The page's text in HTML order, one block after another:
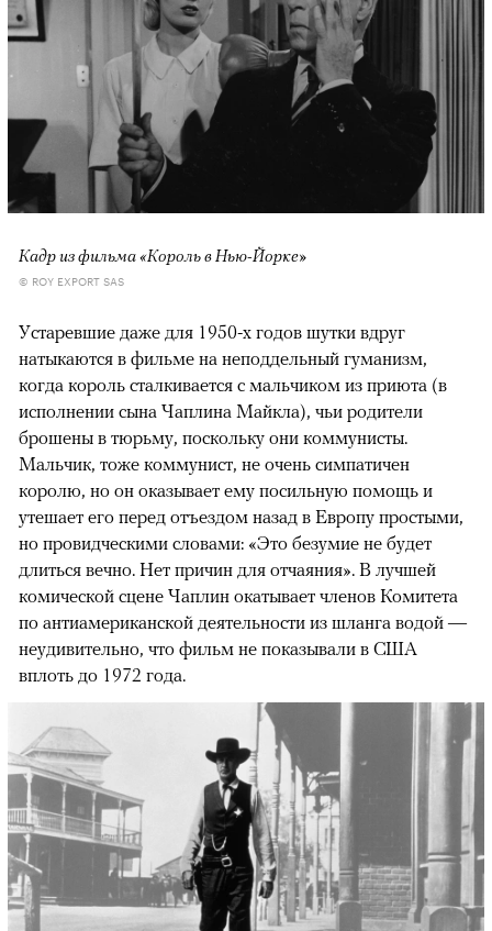
Кадр из фильма «Король в Нью-Йорке»
© ROY EXPORT SAS
Устаревшие даже для 1950-х годов шутки вдруг
натыкаются в фильме на неподдельный гуманизм,
когда король сталкивается с мальчиком из приюта (в
исполнении сына Чаплина Майкла), чьи родители
брошены в тюрьму, поскольку они коммунисты.
Мальчик, тоже коммунист, не очень симпатичен
королю, но он оказывает ему посильную помощь и
утешает его перед отъездом назад в Европу простыми,
но провидческими словами: «Это безумие не будет
длиться вечно. Нет причин для отчаяния». В лучшей
комической сцене Чаплин окатывает членов Комитета
по антиамериканской деятельности из шланга водой —
неудивительно, что фильм не показывали в США
вплоть до 1972 года.